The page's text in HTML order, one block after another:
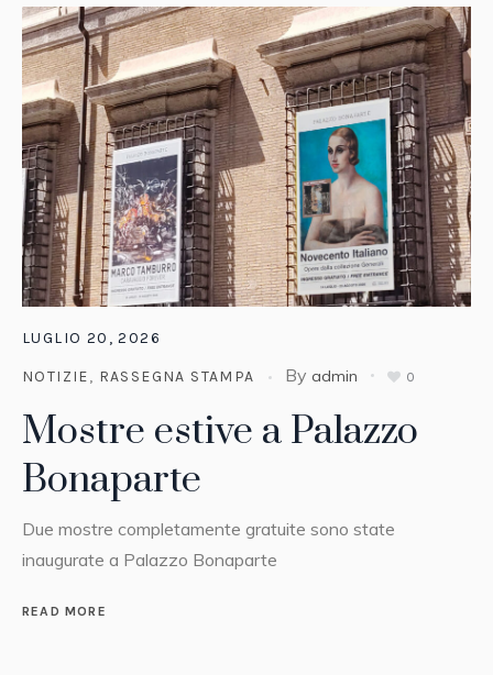
LUGLIO 20, 2026
NOTIZIE, RASSEGNA STAMPA By admin 0
Mostre estive a Palazzo
Bonaparte
Due mostre completamente gratuite sono state
inaugurate a Palazzo Bonaparte
READ MORE